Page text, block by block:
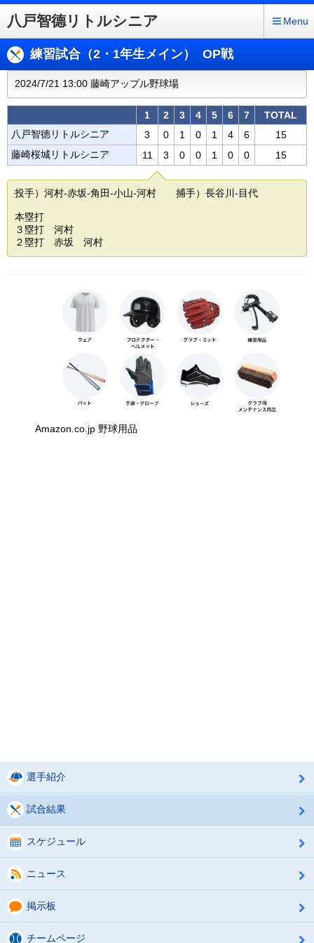
八戸智德リトルシニア Menu
練習試合（2・1年生メイン） OP戦
2024/7/21 13:00 藤崎アップル野球場
1 2 3 4 5 6 7
TOTAL
八戸智德リトルシニア
3 0 1 0 1 4 6
15
藤崎桜城リトルシニア
11 3 0 0 1 0 0 15
投手）河村-赤坂-角田-小山-河村 捕手）長谷川-目代
本塁打
３塁打 河村
２塁打 赤坂 河村
Amazon.co.jp 野球用品
選手紹介
試合結果
スケジュール
ニュース
掲示板
チームページ